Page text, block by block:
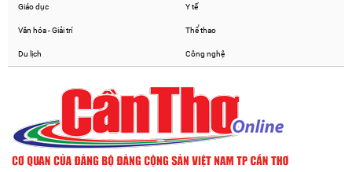
Giáo dục Y tế
Văn hóa - Giải trí Thể thao
Du lịch Công nghệ